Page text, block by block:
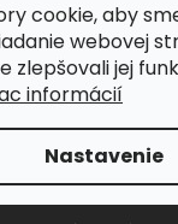
cookie, aby
webovej
zlepšovali jej
informácií
Nastavenie
spôsoby
Upraviť